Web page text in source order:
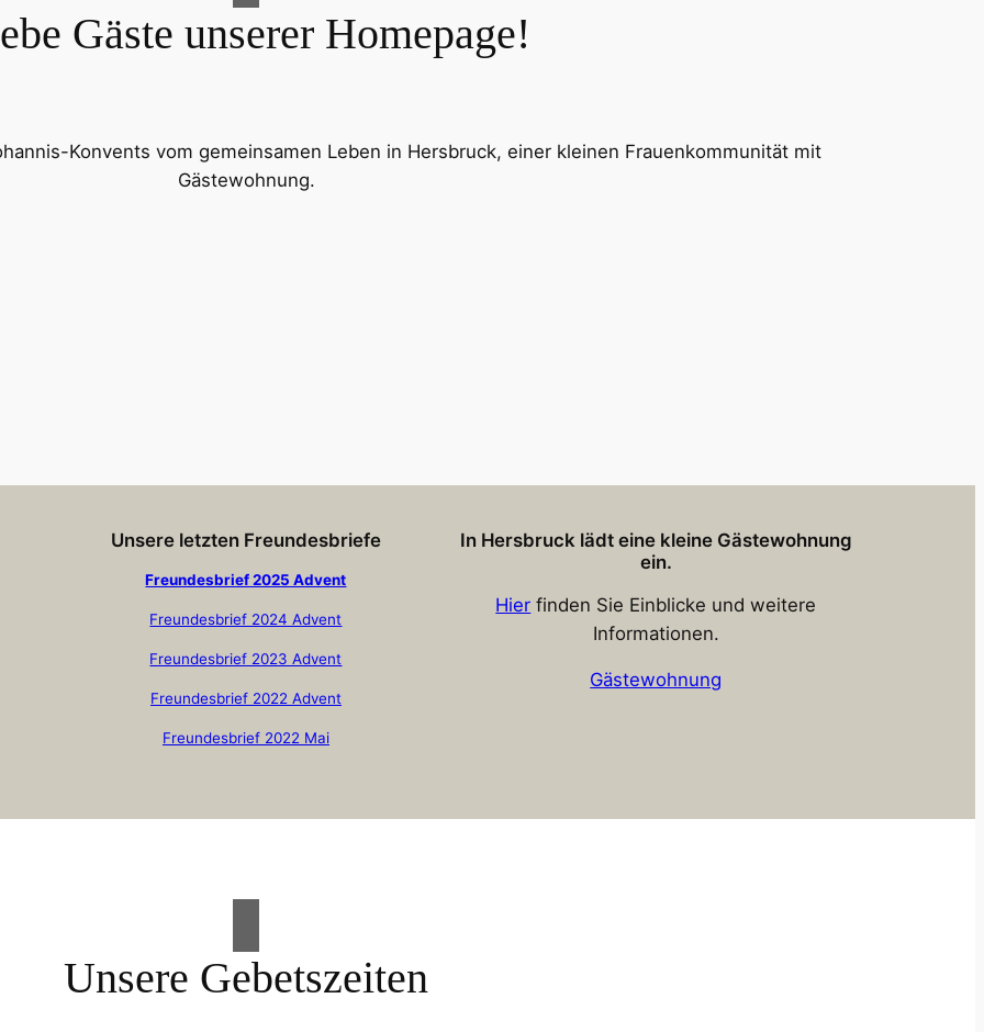
Gäste unserer Homepage!
Konvents vom gemeinsamen Leben in Hersbruck, einer kleinen Frauenkommunität mit
Gästewohnung.
Unsere letzten Freundesbriefe
Freundesbrief 2025 Advent
Freundesbrief 2024 Advent
Freundesbrief 2023 Advent
Freundesbrief 2022 Advent
Freundesbrief 2022 Mai
In Hersbruck lädt eine kleine Gästewohnung
ein.
Hier finden Sie Einblicke und weitere
Informationen.
Gästewohnung
Unsere Gebetszeiten